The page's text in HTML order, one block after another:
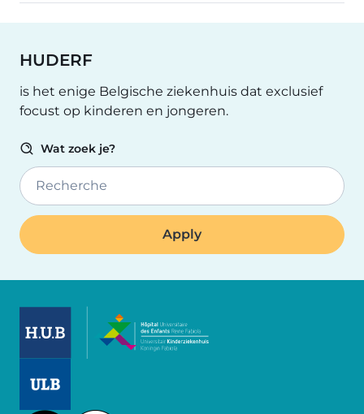
HUDERF
is het enige Belgische ziekenhuis dat exclusief
focust op kinderen en jongeren.
Wat zoek je?
Recherche